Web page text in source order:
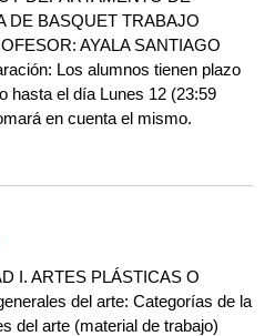
DE BASQUET TRABAJO
AYALA SANTIAGO
Los alumnos tienen plazo
hasta el día Lunes 12 (23:59
en cuenta el mismo.
I. ARTES PLÁSTICAS O
del arte: Categorías de la
del arte (material de trabajo)